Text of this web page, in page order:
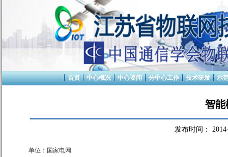
首页 中心概况 中心要闻 分中心工作 技术研发 示
智能
发布时间：
单位：国家电网